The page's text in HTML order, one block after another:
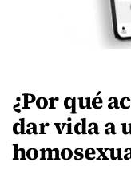
¿Por qué
dar vida a